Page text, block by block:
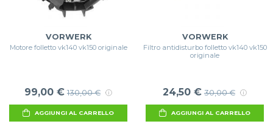
VORWERK
Motore folletto vk140 vk150 originale
99,00 € 130,00 €
AGGIUNGI AL CARRELLO
VORWERK
Filtro antidisturbo folletto vk140 vk150
originale
24,50 € 30,00 €
AGGIUNGI AL CARRELLO